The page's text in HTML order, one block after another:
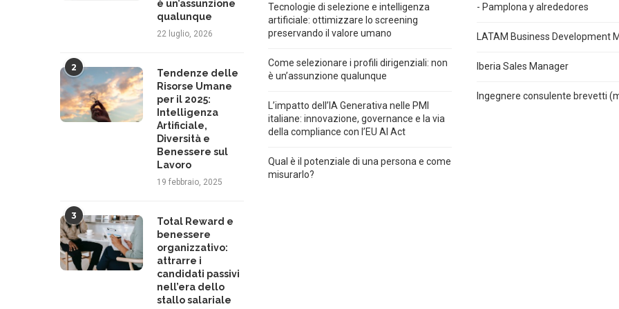
è un’assunzione
qualunque
22 luglio, 2026
2
Tendenze delle
Risorse Umane
per il 2025:
Intelligenza
Artificiale,
Diversità e
Benessere sul
Lavoro
19 febbraio, 2025
3
Total Reward e
benessere
organizzativo:
attrarre i
candidati passivi
nell’era dello
stallo salariale
Tecnologie di selezione e intelligenza
artificiale: ottimizzare lo screening
preservando il valore umano
Come selezionare i profili dirigenziali: non
è un’assunzione qualunque
L’impatto dell’IA Generativa nelle PMI
italiane: innovazione, governance e la via
della compliance con l’EU AI Act
Qual è il potenziale di una persona e come
misurarlo?
- Pamplona y alrededores
LATAM Business Development
Iberia Sales Manager
Ingegnere consulente brevetti